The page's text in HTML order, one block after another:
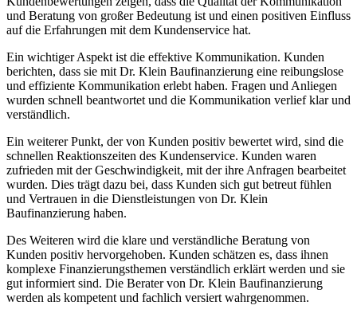
und Beratung von großer Bedeutung ist und einen positiven Einfluss
auf die Erfahrungen mit dem Kundenservice hat.
Ein wichtiger Aspekt ist die effektive Kommunikation. Kunden
berichten, dass sie mit Dr. Klein Baufinanzierung eine reibungslose
und effiziente Kommunikation erlebt haben. Fragen und Anliegen
wurden schnell beantwortet und die Kommunikation verlief klar und
verständlich.
Ein weiterer Punkt, der von Kunden positiv bewertet wird, sind die
schnellen Reaktionszeiten des Kundenservice. Kunden waren
zufrieden mit der Geschwindigkeit, mit der ihre Anfragen bearbeitet
wurden. Dies trägt dazu bei, dass Kunden sich gut betreut fühlen
und Vertrauen in die Dienstleistungen von Dr. Klein
Baufinanzierung haben.
Des Weiteren wird die klare und verständliche Beratung von
Kunden positiv hervorgehoben. Kunden schätzen es, dass ihnen
komplexe Finanzierungsthemen verständlich erklärt werden und sie
gut informiert sind. Die Berater von Dr. Klein Baufinanzierung
werden als kompetent und fachlich versiert wahrgenommen.